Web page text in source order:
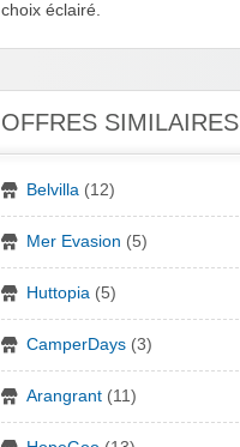
choix éclairé.
OFFRES SIMILAIRES
Belvilla (12)
Mer Evasion (5)
Huttopia (5)
CamperDays (3)
Arangrant (11)